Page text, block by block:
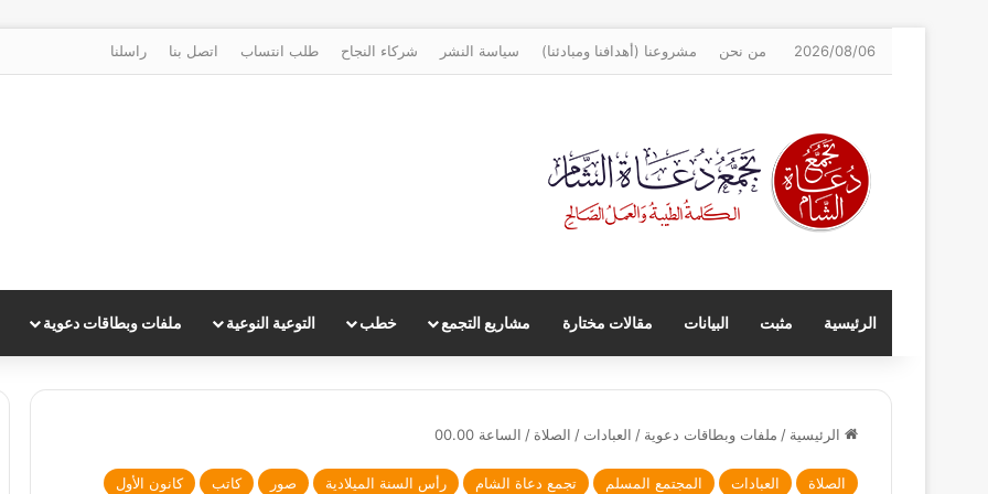
2026/08/06 من نحن مشروعنا (أهدافنا ومبادئنا) سياسة النشر شركاء النجاح طلب انتساب اتصل بنا راسلنا
الرئيسية مثبت البيانات مقالات مختارة مشاريع التجمع خطب التوعية النوعية ملفات وبطاقات دعوية
الرئيسية / ملفات وبطاقات دعوية / العبادات / الصلاة / الساعة 00.00
الصلاة العبادات المجتمع المسلم تجمع دعاة الشام رأس السنة الميلادية صور كاتب
كانون الأول